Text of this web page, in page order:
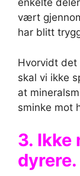
enkelte
vært
har blitt
Hvorvidt det
skal vi ikke
at
sminke mot
3. Ikke
dyrere.